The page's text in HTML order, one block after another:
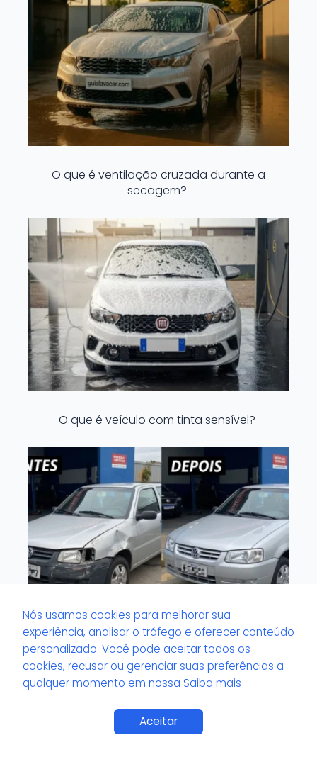
O que é ventilação cruzada durante a
secagem?
O que é veículo com tinta sensível?
O que é valor de pH no verniz?
Nós usamos cookies para melhorar sua
experiência, analisar o tráfego e oferecer conteúdo
personalizado. Você pode aceitar todos os
cookies, recusar ou gerenciar suas preferências a
qualquer momento em nossa Saiba mais
Aceitar